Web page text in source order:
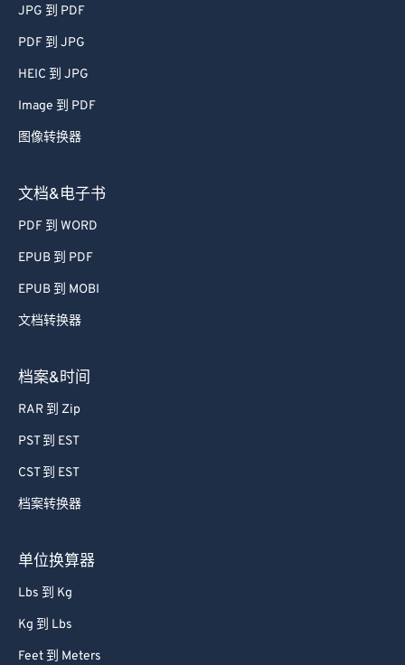
JPG 到 PDF
PDF 到 JPG
HEIC 到 JPG
Image 到 PDF
图像转换器
文档&电子书
PDF 到 WORD
EPUB 到 PDF
EPUB 到 MOBI
文档转换器
档案&时间
RAR 到 Zip
PST 到 EST
CST 到 EST
档案转换器
单位换算器
Lbs 到 Kg
Kg 到 Lbs
Feet 到 Meters